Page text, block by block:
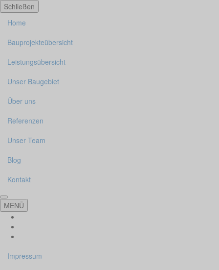
Cookie-Einstellungen
Schließen
Home
Bauprojekteübersicht
Leistungsübersicht
Unser Baugebiet
Über uns
Referenzen
Unser Team
Blog
Kontakt
MENÜ
Impressum